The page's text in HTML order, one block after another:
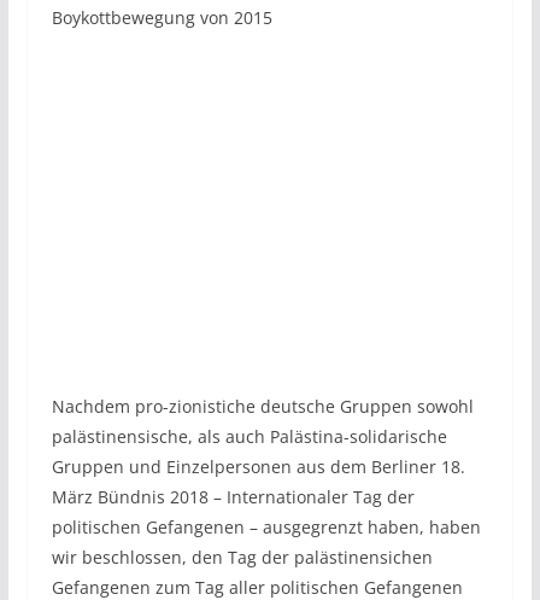
Boykottbewegung von 2015
Nachdem pro-zionistiche deutsche Gruppen sowohl
palästinensische, als auch Palästina-solidarische
Gruppen und Einzelpersonen aus dem Berliner 18.
März Bündnis 2018 – Internationaler Tag der
politischen Gefangenen – ausgegrenzt haben, haben
wir beschlossen, den Tag der palästinensichen
Gefangenen zum Tag aller politischen Gefangenen